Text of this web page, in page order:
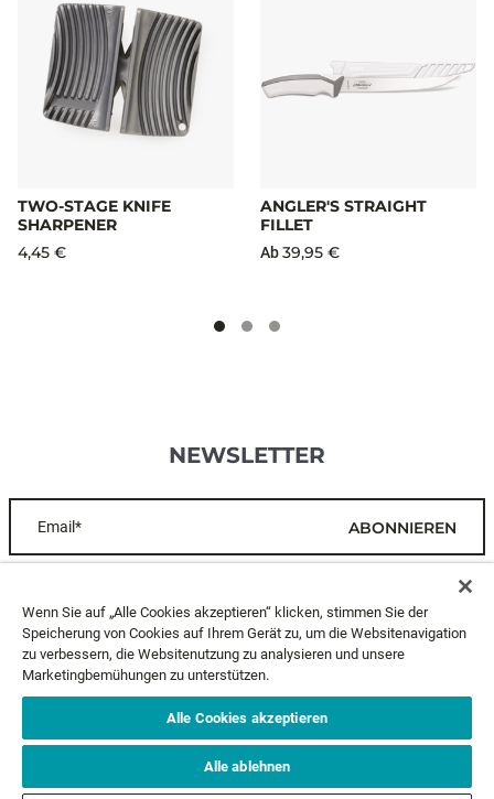
TWO-STAGE KNIFE
SHARPENER
4,45 €
ANGLER'S STRAIGHT
FILLET
Ab39,95 €
NEWSLETTER
Email* ABONNIEREN
KUNDENDIENST
ÜBER UNS
RECHTLICHES
FOLGE UNS
Wenn Sie auf „Alle Cookies akzeptieren“ klicken, stimmen Sie der
Speicherung von Cookies auf Ihrem Gerät zu, um die Websitenavigation
zu verbessern, die Websitenutzung zu analysieren und unsere
Marketingbemühungen zu unterstützen.
Alle Cookies akzeptieren
Alle ablehnen